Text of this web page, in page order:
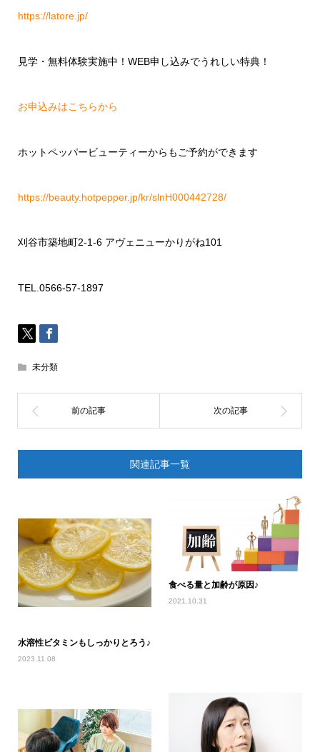
https://latore.jp/
見学・無料体験実施中！ WEB申し込みでうれしい特典！
お申込みはこちらから
ホットペッパービューティーからもご予約ができます
https://beauty.hotpepper.jp/kr/slnH000442728/
刈谷市築地町2-1-6 アヴェニューかりがね101
TEL.0566-57-1897
未分類
関連記事一覧
水溶性ビタミンもしっかりとろう♪
2023.11.08
食べる量と加齢が原因♪
2021.10.31